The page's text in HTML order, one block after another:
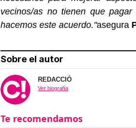
vecinos/as no tienen que
hacemos este acuerdo."asegura
Sobre el autor
REDACCIÓ
Ver biografía